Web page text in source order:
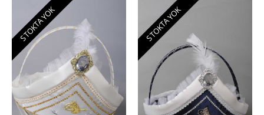
STOKTA YOK STOKTA YOK